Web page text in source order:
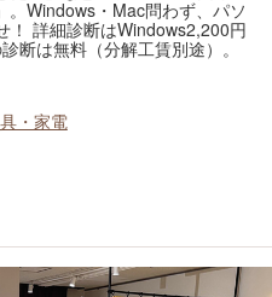
Windows・Mac問わず、パソ
！ 詳細診断はWindows2,200円
断は無料（分解工賃別途）。
・家電